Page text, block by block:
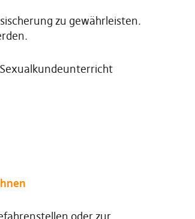
zu gewährleisten.